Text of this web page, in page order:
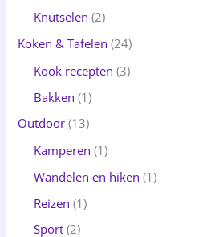
Knutselen (2)
Koken & Tafelen (24)
Kook recepten (3)
Bakken (1)
Outdoor (13)
Kamperen (1)
Wandelen en hiken (1)
Reizen (1)
Sport (2)